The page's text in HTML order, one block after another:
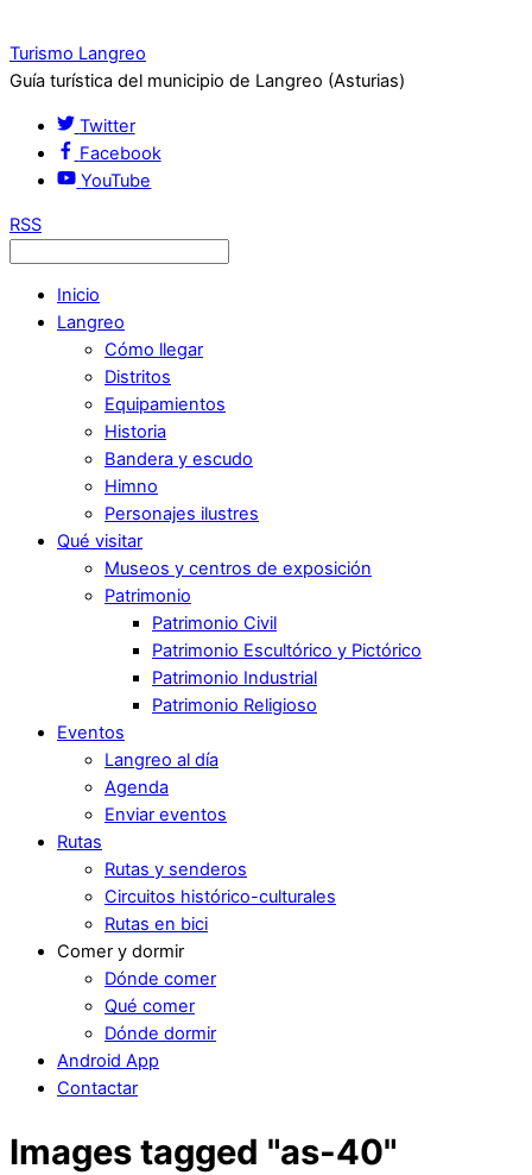
Turismo Langreo
Guía turística del municipio de Langreo (Asturias)
Twitter
Facebook
YouTube
RSS
Inicio
Langreo
Cómo llegar
Distritos
Equipamientos
Historia
Bandera y escudo
Himno
Personajes ilustres
Qué visitar
Museos y centros de exposición
Patrimonio
Patrimonio Civil
Patrimonio Escultórico y Pictórico
Patrimonio Industrial
Patrimonio Religioso
Eventos
Langreo al día
Agenda
Enviar eventos
Rutas
Rutas y senderos
Circuitos histórico-culturales
Rutas en bici
Comer y dormir
Dónde comer
Qué comer
Dónde dormir
Android App
Contactar
Images tagged "as-40"